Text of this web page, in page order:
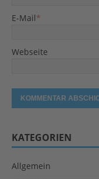
E-Mail*
Webseite
KATEGORIEN
Allgemein